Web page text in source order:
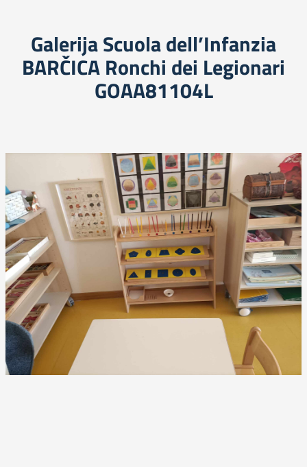
Galerija Scuola dell’Infanzia
BARČICA Ronchi dei Legionari
GOAA81104L